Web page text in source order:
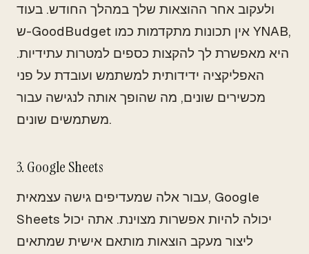
ולעקוב אחר ההוצאות שלך במהלך החודש. בעוד
ש-GoodBudget אין תכונות מתקדמות כמו YNAB,
היא מאפשרת לך להקצות כספים למטרות עתידיות.
האפליקציה ידידותית למשתמש ועובדת על פני
מכשירים שונים, מה שהופך אותה לנגישה עבור
משתמשים שונים.
3. Google Sheets
עבור אלה שמעדיפים גישה עצמאית, Google
Sheets יכולה להיות אפשרות מצוינת. אתה יכול
ליצור מעקב הוצאות מותאם אישית שמתאים